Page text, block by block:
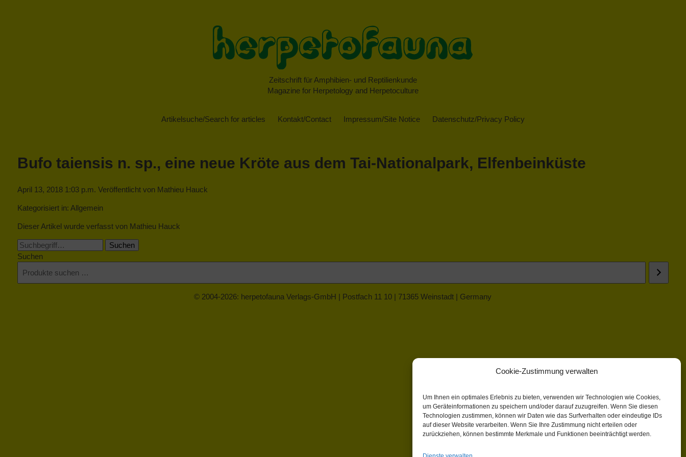
Cookie-Zustimmung verwalten
Um Ihnen ein optimales Erlebnis zu bieten, verwenden wir Technologien wie Cookies,
um Geräteinformationen zu speichern und/oder darauf zuzugreifen. Wenn Sie diesen
Technologien zustimmen, können wir Daten wie das Surfverhalten oder eindeutige IDs
auf dieser Website verarbeiten. Wenn Sie Ihre Zustimmung nicht erteilen oder
zurückziehen, können bestimmte Merkmale und Funktionen beeinträchtigt werden.
Zeitschrift für Amphibien- und Reptilienkunde
Magazine for Herpetology and Herpetoculture
Artikelsuche/Search for articles Kontakt/Contact Impressum/Site Notice Datenschutz/Privacy Policy
Bufo taiensis n. sp., eine neue Kröte aus dem Tai-Nationalpark, Elfenbeinküste
April 13, 2018 1:03 p.m. Veröffentlicht von Mathieu Hauck
Kategorisiert in: Allgemein
Dieser Artikel wurde verfasst von Mathieu Hauck
Suchen
Suchen
© 2004-2026: herpetofauna Verlags-GmbH | Postfach 11 10 | 71365 Weinstadt | Germany